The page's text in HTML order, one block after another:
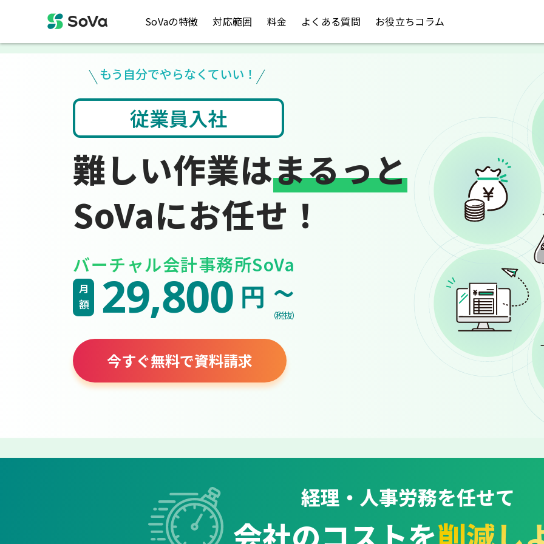
SoVaの特徴 対応範囲 料金 よくある質問 お役立ちコラム
もう自分でやらなくていい！
税金のお悩み 請求書や領収書
難しい作業はまるっと
SoVaにお任せ！
バーチャル会計事務所SoVa
月額 29,800 円 ~
（税抜）
今すぐ無料で資料請求
経理・人事労務を任せて
会社のコストを削減し